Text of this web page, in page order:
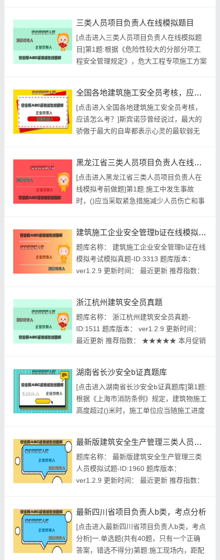
对施工现场的安全生产负总责，由于分包单
位不服从总承包单位管理导致生产安全事故
的，仍由总承包单位承担主要责任C.分包单
位执行本单位的...
三类人员项目负责人在线模拟题目
[点击进入三类人员项目负责人在线模拟题
目]第1题:根据《危险性较大的分部分项工
程安全管理规定》，危大工程专项施工方案
安管人员D.作业人员E.从业人员参考答案:
查看最佳答案参考解析:根据《危险性较大
的分部分项工程安全管理规定》，危大工程
专项施工方...
全国各地建筑施工安全员考核，应该怎么考？
[点击进入全国各地建筑施工安全员考核，
应该怎么考？]斯宾诺莎曾经说过，最大的
骄傲于最大的自卑都表示心灵的最软弱无
翩。我们千辛万苦找到了'全国各地建筑施
工安全员考核，应该怎么考？'。总结的来
说，学习的成功与失败原因是多方面的，要
首先从自己身上找原因，才能受到鼓...
黑龙江省三类人员项目负责人在线模拟考前做题
[点击进入黑龙江省三类人员项目负责人在
线模拟考前做题]第1题:施工中发生事故
时，()应当采取紧急措施减少人员伤亡和事
员D.建筑施工企业参考答案:查看最佳答案
第2题:建筑架子工应按工程项目建筑面积配
备，在每1万m2基础上每增加1万㎡增加()
人。A.1...
建筑施工企业安全管理b证在线模拟考试模拟真题
题库名称： 建筑施工企业安全管理b证在线
模拟考试模拟真题-ID:3313 题库版本：
ver1.2.9 更新时间： 最近更新 推荐指数：
考试建题帮APP题库研究中心 ...
浙江杭州建筑安全员真题
题库名称： 浙江杭州建筑安全员真题-
ID:1511 题库版本： ver1.2.9 更新时间：
最近更新 推荐指数： ★★★★★ 本月促销
建筑安全员模拟考试题库 ...
湖南省长沙安全b证真题库
[点击进入湖南省长沙安全b证真题库]第1题:
根据《上海市消防条例》规定，建筑物施工
高度超过()米时，施工单位应当随施工进度
超过二十四米时,施工单位应当随施工进度
落实消防水源.第2题:钢管有严重锈蚀.弯曲.
压扁.裂缝缺陷的不得使用,应当选购...
最新版建筑安全生产管理三类人员模拟试题
题库名称： 最新版建筑安全生产管理三类
人员模拟试题-ID:1960 题库版本：
ver1.2.9 更新时间： 最近更新 推荐指数：
格考试建题帮APP题库研究中心 进入建...
最新四川省项目负责人b类，考点分析
[点击进入最新四川省项目负责人b类，考点
分析]一.单选题(共有40题，只有一个正确
答案，错选不得分)第题:施工现场内，距配